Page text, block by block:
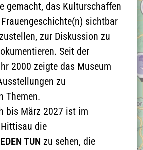
und
Maps-
zu laden
finden Sie in
gemacht, das Kulturschaffen
sichtbar
zur Diskussion zu
Seit der
2000 zeigte das Museum
zu
Themen.
bis März 2027 ist im
die
TUN zu sehen, die